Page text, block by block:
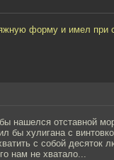
форму и имел при
нашелся отставной
бы хулигана с
с собой десяток
нам не хватало...